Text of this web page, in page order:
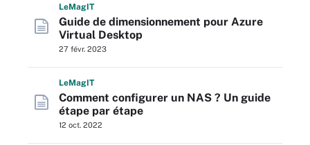
LeMagIT
Guide de dimensionnement pour Azure
Virtual Desktop
27 févr. 2023
LeMagIT
Comment configurer un NAS ? Un guide
étape par étape
12 oct. 2022